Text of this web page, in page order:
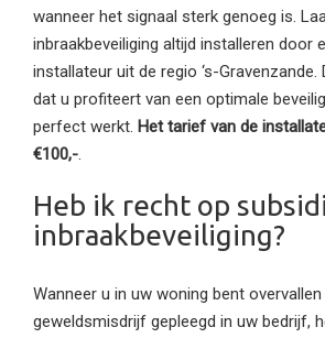
wanneer het signaal sterk genoeg is.
inbraakbeveiliging altijd installeren door
installateur uit de regio ‘s-Gravenzande.
dat u profiteert van een optimale
perfect werkt. Het tarief van de
€100,-.
Heb ik recht op
inbraakbeveiliging?
Wanneer u in uw woning bent
geweldsmisdrijf gepleegd in uw bedrijf,